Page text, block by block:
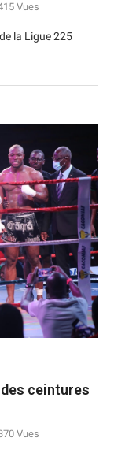
Vues
la Ligue 225
ceintures
Vues